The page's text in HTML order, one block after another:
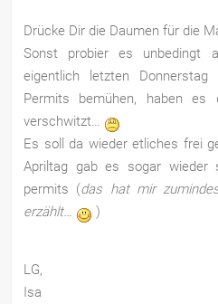
Drücke Dir die Daumen für die
Sonst probier es unbedingt
eigentlich letzten
Permits bemühen, haben es
verschwitzt…
Es soll da wieder etliches frei
Apriltag gab es sogar wieder
permits (das hat mir
erzählt…
)
LG,
Isa